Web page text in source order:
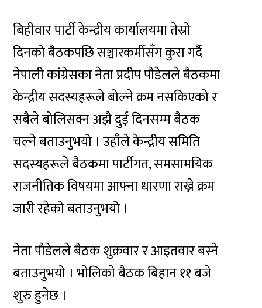
बिहीवार पार्टी केन्द्रीय कार्यालयमा तेस्रो
दिनको बैठकपछि सञ्चारकर्मीसँग कुरा गर्दै
नेपाली कांग्रेसका नेता प्रदीप पौडेलले बैठकमा
केन्द्रीय सदस्यहरूले बोल्ने क्रम नसकिएको र
सबैले बोलिसक्न अझै दुई दिनसम्म बैठक
चल्ने बताउनुभयो । उहाँले केन्द्रीय समिति
सदस्यहरूले बैठकमा पार्टीगत, समसामयिक
राजनीतिक विषयमा आफ्ना धारणा राख्ने क्रम
जारी रहेको बताउनुभयो ।
नेता पौडेलले बैठक शुक्रवार र आइतवार बस्ने
बताउनुभयो । भाेलिकाे बैठक बिहान ११ बजे
शुरु हुनेछ ।